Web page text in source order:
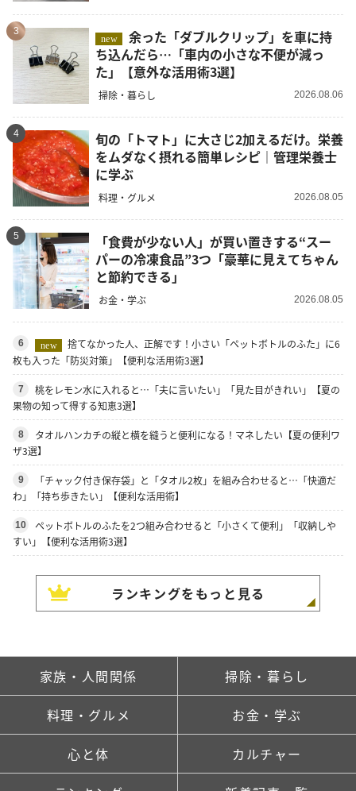
3
new
余った「ダブルクリップ」を車に持
ち込んだら…「車内の小さな不便が減っ
た」【意外な活用術3選】
掃除・暮らし 2026.08.06
4
旬の「トマト」に大さじ2加えるだけ。栄養
をムダなく摂れる簡単レシピ｜管理栄養士
に学ぶ
料理・グルメ 2026.08.05
5
「食費が少ない人」が買い置きする“スー
パーの冷凍食品”3つ「豪華に見えてちゃん
と節約できる」
お金・学ぶ 2026.08.05
6 new
捨てなかった人、正解です！小さい「ペットボトルのふた」に6
枚も入った「防災対策」【便利な活用術3選】
7
桃をレモン水に入れると…「夫に言いたい」「見た目がきれい」【夏の
果物の知って得する知恵3選】
8
タオルハンカチの縦と横を縫うと便利になる！マネしたい【夏の便利ワ
ザ3選】
9
「チャック付き保存袋」と「タオル2枚」を組み合わせると…「快適だ
わ」「持ち歩きたい」【便利な活用術】
10
ペットボトルのふたを2つ組み合わせると「小さくて便利」「収納しや
すい」【便利な活用術3選】
ランキングをもっと見る
家族・人間関係 掃除・暮らし
料理・グルメ お金・学ぶ
心と体 カルチャー